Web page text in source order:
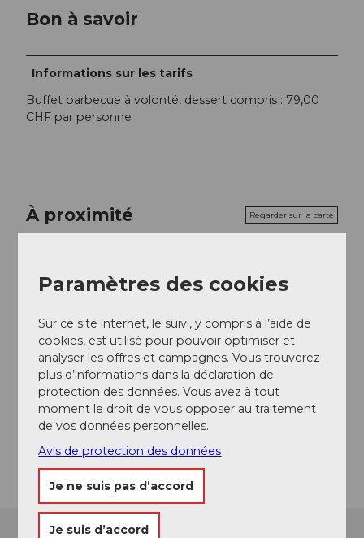
Bon à savoir
Informations sur les tarifs
Buffet barbecue à volonté, dessert compris : 79,00
CHF par personne
À proximité Regarder sur la carte
Evénement
Emplacement de l'événement
Seedammstrasse
8808Pfäffikon
Website
Arrivée
Paramètres des cookies
Sur ce site internet, le suivi, y compris à l’aide de
cookies, est utilisé pour pouvoir optimiser et
analyser les offres et campagnes. Vous trouverez
plus d’informations dans la déclaration de
protection des données. Vous avez à tout
moment le droit de vous opposer au traitement
de vos données personnelles.
Avis de protection des données
Je ne suis pas d’accord
Je suis d’accord